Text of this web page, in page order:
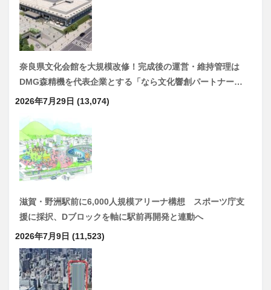
奈良県文化会館を大規模改修！完成後の運営・維持管理は
DMG森精機を代表企業とする「なら文化響創パートナー…
2026年7月29日 (13,074)
滋賀・野洲駅前に6,000人規模アリーナ構想 スポーツ庁支
援に採択、Dブロックを軸に駅前再開発と連動へ
2026年7月9日 (11,523)